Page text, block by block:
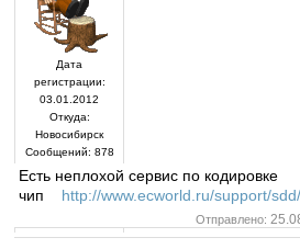
Дата
регистрации:
03.01.2012
Откуда:
Новосибирск
Сообщений: 878
Есть неплохой сервис по кодировке
чип http://www.ecworld.ru/support/
Отправлено: